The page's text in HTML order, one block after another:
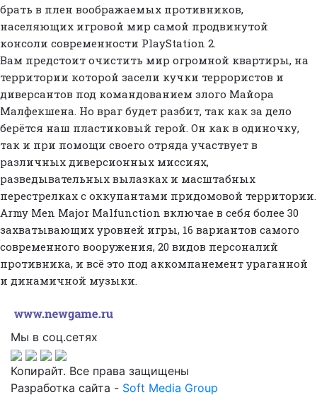
брать в плен воображаемых противников,
населяющих игровой мир самой продвинутой
консоли современности PlayStation 2.
Вам предстоит очистить мир огромной квартиры, на
территории которой засели кучки террористов и
диверсантов под командованием злого Майора
Малфекшена. Но враг будет разбит, так как за дело
берётся наш пластиковый герой. Он как в одиночку,
так и при помощи своего отряда участвует в
различных диверсионных миссиях,
разведывательных вылазках и масштабных
перестрелках с оккупантами придомовой территории.
Army Men Major Malfunction включае в себя более 30
захватывающих уровней игры, 16 вариантов самого
современного вооружения, 20 видов персоналий
противника, и всё это под аккомпанемент ураганной
и динамичной музыки.
Мы в соц.сетях
Копирайт. Все права защищены
Разработка сайта - Soft Media Group